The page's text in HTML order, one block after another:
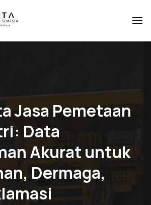
Jasa Pemetaan
Data
Akurat untuk
Dermaga,